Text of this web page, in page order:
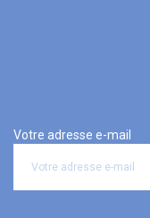
Votre adresse e-mail